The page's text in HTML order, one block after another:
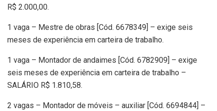
R$ 2.000,00.
1 vaga – Mestre de obras [Cód. 6678349] – exige seis
meses de experiência em carteira de trabalho.
1 vaga – Montador de andaimes [Cód. 6782909] – exige
seis meses de experiência em carteira de trabalho –
SALÁRIO R$ 1.810,58.
2 vagas – Montador de móveis – auxiliar [Cód. 6694844] –